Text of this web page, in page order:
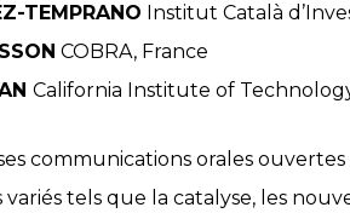
TEMPRANO Institut Català
COBRA, France
California Institute of
communications orales
variés tels que la catalyse, les